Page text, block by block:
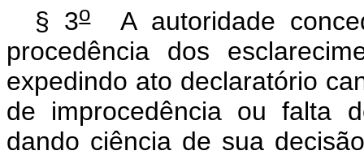
§ 3oA autoridade
procedência dos
expedindo ato declaratório
de improcedência ou falta
dando ciência de sua